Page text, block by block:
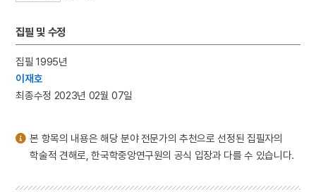
집필 및 수정
집필 1995년
이재호
최종수정 2023년 02월 07일
본 항목의 내용은 해당 분야 전문가의 추천으로 선정된 집필자의
학술적 견해로, 한국학중앙연구원의 공식 입장과 다를 수 있습니다.